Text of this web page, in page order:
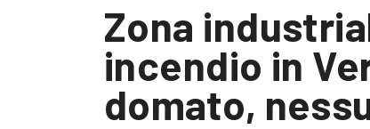
Zona
incendio in
domato,